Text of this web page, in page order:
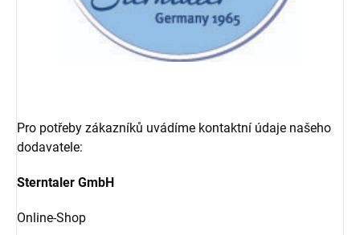
Pro potřeby zákazníků uvádíme kontaktní údaje našeho
dodavatele:
Sterntaler GmbH
Online-Shop